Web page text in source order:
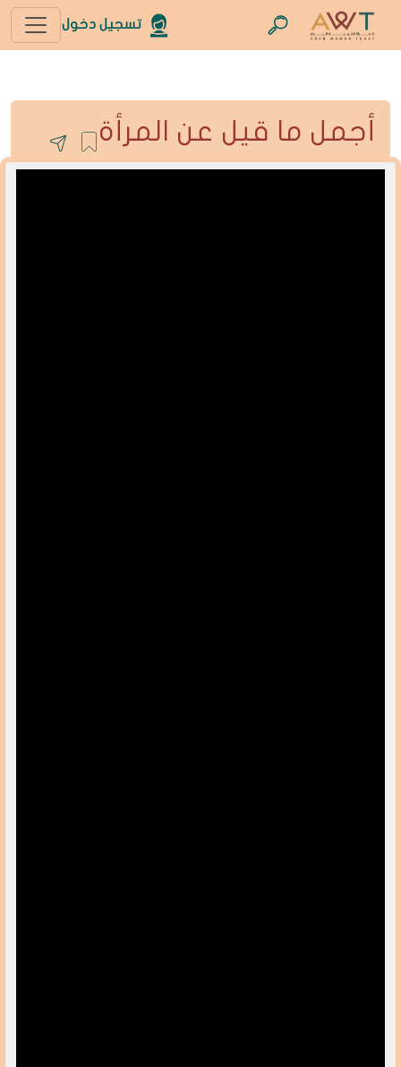
تسجيل دخول
أجمل ما قيل عن المرأة